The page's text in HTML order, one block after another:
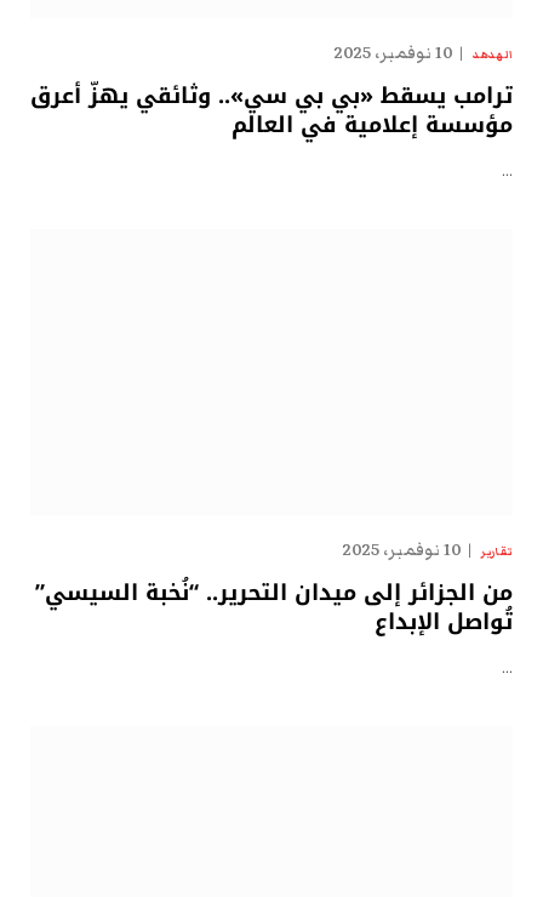
الهدهد 10 نوفمبر، 2025
ترامب يسقط «بي بي سي».. وثائقي يهزّ أعرق
مؤسسة إعلامية في العالم
…
تقارير 10 نوفمبر، 2025
من الجزائر إلى ميدان التحرير.. “نُخبة السيسي”
تُواصل الإبداع
…